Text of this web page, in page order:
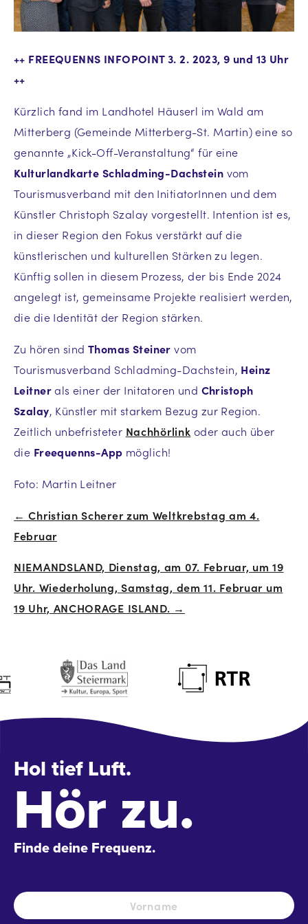
++ FREEQUENNS INFOPOINT 3. 2. 2023, 9 und 13 Uhr
++
Kürzlich fand im Landhotel Häuserl im Wald am
Mitterberg (Gemeinde Mitterberg-St. Martin) eine so
genannte „Kick-Off-Veranstaltung“ für eine
Kulturlandkarte Schladming-Dachstein vom
Tourismusverband mit den InitiatorInnen und dem
Künstler Christoph Szalay vorgestellt. Intention ist es,
in dieser Region den Fokus verstärkt auf die
künstlerischen und kulturellen Stärken zu legen.
Künftig sollen in diesem Prozess, der bis Ende 2024
angelegt ist, gemeinsame Projekte realisiert werden,
die die Identität der Region stärken.
Zu hören sind Thomas Steiner vom
Tourismusverband Schladming-Dachstein, Heinz
Leitnerals einer der Initatoren und Christoph
Szalay, Künstler mit starkem Bezug zur Region.
Zeitlich unbefristeter Nachhörlink oder auch über
die Freequenns-App möglich!
Foto: Martin Leitner
Beitrags-
← Christian Scherer zum Weltkrebstag am 4.
Februar
NIEMANDSLAND, Dienstag, am 07. Februar, um 19
Uhr. Wiederholung, Samstag, dem 11. Februar um
19 Uhr, ANCHORAGE ISLAND. →
Hol tief Luft.
Hör zu.
Finde deine Frequenz.
Name *